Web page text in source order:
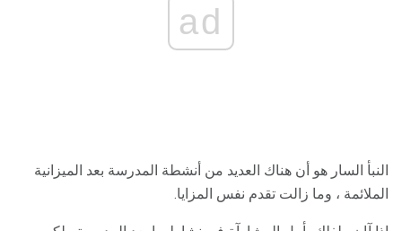
ad
النبأ السار هو أن هناك العديد من أنشطة المدرسة بعد الميزانية
الملائمة ، وما زالت تقدم نفس المزايا.